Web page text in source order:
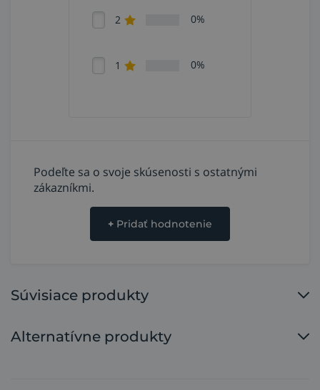
2 0%
1 0%
Podeľte sa o svoje skúsenosti s ostatnými
zákazníkmi.
+ Pridať hodnotenie
Súvisiace produkty
Alternatívne produkty